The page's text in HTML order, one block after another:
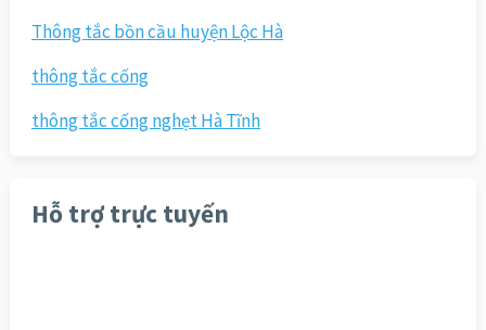
Thông tắc bồn cầu huyện Lộc Hà
thông tắc cống
thông tắc cống nghẹt Hà Tĩnh
Hỗ trợ trực tuyến